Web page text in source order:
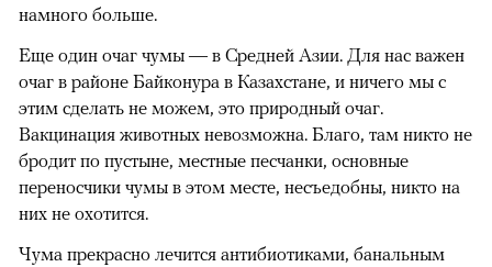
намного больше.
Еще один очаг чумы — в Средней Азии. Для нас важен
очаг в районе Байконура в Казахстане, и ничего мы с
этим сделать не можем, это природный очаг.
Вакцинация животных невозможна. Благо, там никто не
бродит по пустыне, местные песчанки, основные
переносчики чумы в этом месте, несъедобны, никто на
них не охотится.
Чума прекрасно лечится антибиотиками, банальным